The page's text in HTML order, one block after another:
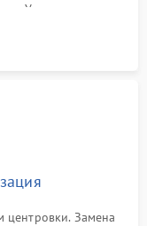
Ультразвуковая
линз объектива и
центровки. Замена